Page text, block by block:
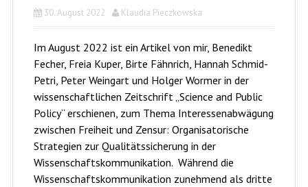
30. August 2022 Klaudia Pieczkowska
Im August 2022 ist ein Artikel von mir, Benedikt
Fecher, Freia Kuper, Birte Fähnrich, Hannah Schmid-
Petri, Peter Weingart und Holger Wormer in der
wissenschaftlichen Zeitschrift „Science and Public
Policy“ erschienen, zum Thema Interessenabwägung
zwischen Freiheit und Zensur: Organisatorische
Strategien zur Qualitätssicherung in der
Wissenschaftskommunikation. Während die
Wissenschaftskommunikation zunehmend als dritte